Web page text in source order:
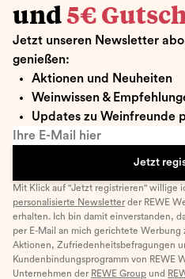
und 5€
Jetzt unseren Newsletter
genießen:
Aktionen und Neuheiten
Weinwissen &
Updates zu Weinfreunde
Ihre E-Mail hier
Jetzt
Mit Klick auf "Jetzt registrieren" willige
personalisierte Newsletter der REWE
erhalten. Ich bin damit einverstanden,
per E-Mail an mich gerichtete
Aktionen, Zufriedenheitsbefragungen
Kundenbindungsprogramm von REWE
Unternehmen der REWE Group und